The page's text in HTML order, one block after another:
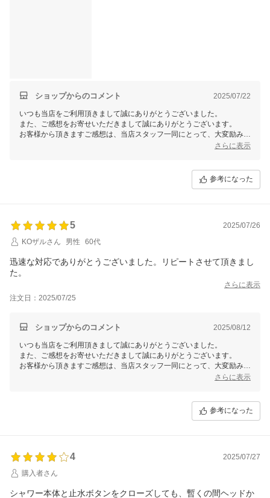
ショップからのコメント 2025/07/22
いつも当店をご利用頂きまして誠にありがとうございました。
また、ご感想をお寄せいただきまして誠にありがとうございます。
お客様から頂きますご感想は、当店スタッフ一同にとって、大変励みと
なります。今後共お客様にご満足いただけますよう、更なる努力をして
さらに表示
参考になった
5
2025/07/26
KOザルさん
男性 60代
迅速な対応でありがとうございました。リピートさせて頂きまし
た。
さらに表示
注文日：2025/07/25
ショップからのコメント 2025/08/12
いつも当店をご利用頂きまして誠にありがとうございました。
また、ご感想をお寄せいただきまして誠にありがとうございます。
お客様から頂きますご感想は、当店スタッフ一同にとって、大変励みと
なります。今後共お客様にご満足いただけますよう、更なる努力をして
さらに表示
参考になった
4
2025/07/27
購入者さん
シャワー本体と止水ボタンをクローズしても、暫くの間ヘッドか